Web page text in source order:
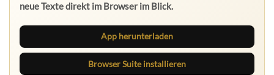
neue Texte direkt im Browser im Blick.
App herunterladen
Browser Suite installieren